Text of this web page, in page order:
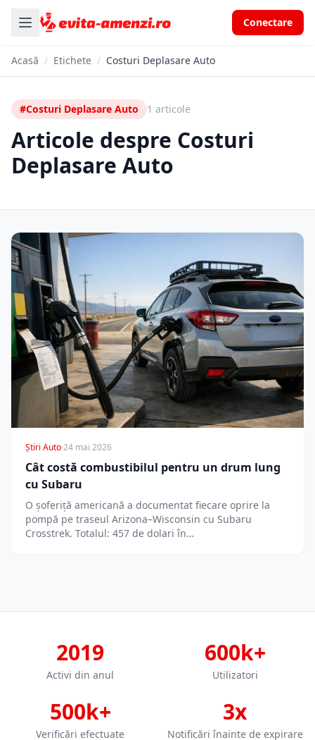
Conectare
Acasă / Etichete / Costuri Deplasare Auto
#Costuri Deplasare Auto 1 articole
Articole despre Costuri
Deplasare Auto
Știri Auto·24 mai 2026
Cât costă combustibilul pentru un drum lung
cu Subaru
O șoferiță americană a documentat fiecare oprire la
pompă pe traseul Arizona–Wisconsin cu Subaru
Crosstrek. Totalul: 457 de dolari în…
2019
Activi din anul
600k+
Utilizatori
500k+
Verificări efectuate
3x
Notificări înainte de expirare